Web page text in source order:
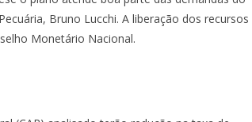
Bruno Lucchi. A liberação dos recursos
Monetário Nacional.